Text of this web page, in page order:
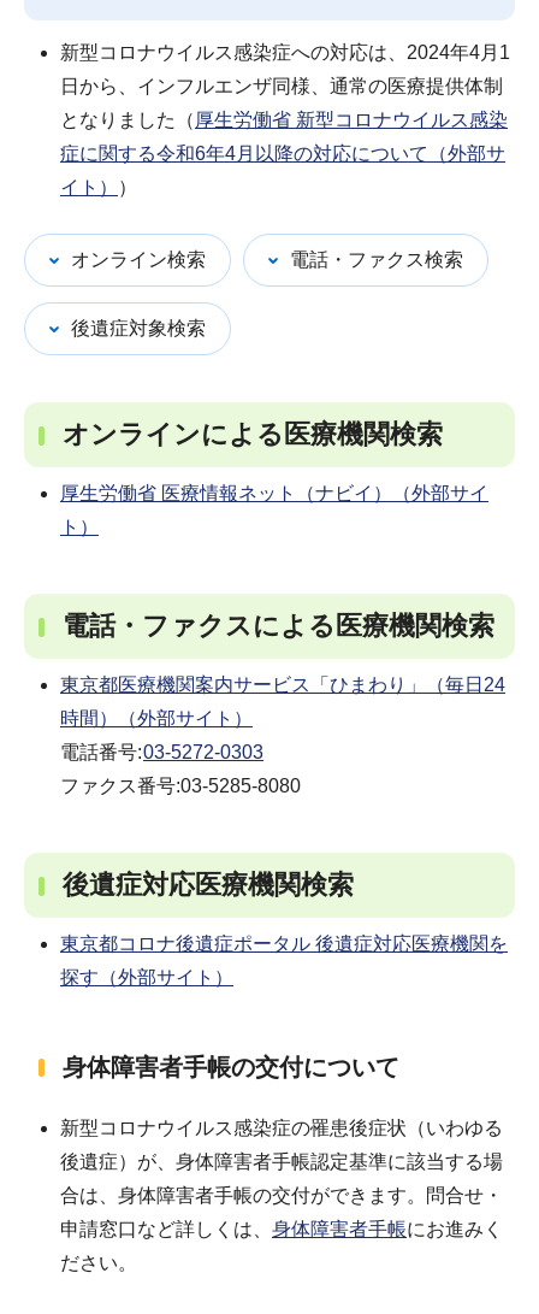
新型コロナウイルス感染症への対応は、2024年4月1
日から、インフルエンザ同様、通常の医療提供体制
となりました（ 厚生労働省 新型コロナウイルス感染
症に関する令和6年4月以降の対応について（外部サ
イト）
）
オンライン検索 電話・ファクス検索
後遺症対象検索
オンラインによる医療機関検索
厚生労働省 医療情報ネット（ナビイ）（外部サイ
ト）
電話・ファクスによる医療機関検索
東京都医療機関案内サービス「ひまわり」（毎日24
時間）（外部サイト）
電話番号:03-5272-0303
ファクス番号:03-5285-8080
後遺症対応医療機関検索
東京都コロナ後遺症ポータル 後遺症対応医療機関を
探す（外部サイト）
身体障害者手帳の交付について
新型コロナウイルス感染症の罹患後症状（いわゆる
後遺症）が、身体障害者手帳認定基準に該当する場
合は、身体障害者手帳の交付ができます。問合せ・
申請窓口など詳しくは、 身体障害者手帳にお進みく
ださい。